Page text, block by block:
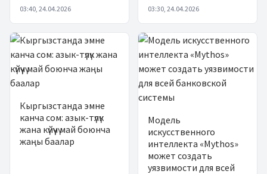
03:40, 24.04.2026 03:30, 24.04.2026
Кыргызстанда эмне
канча сом: азык-түлүк
жана күйүүчү май боюнча
жаңы баалар
Модель
искусственного
интеллекта «Mythos»
может создать
уязвимости для всей